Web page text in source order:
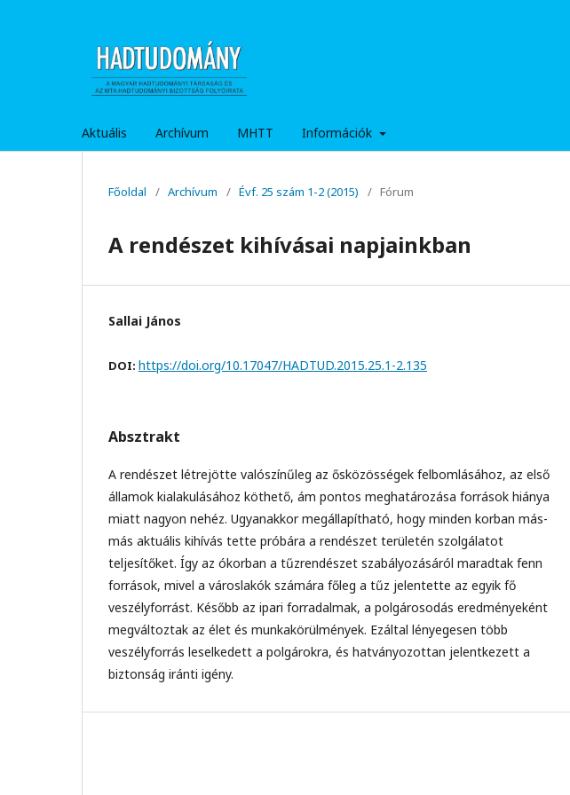
Aktuális Archívum MHTT Információk
Főoldal / Archívum / Évf. 25 szám 1-2 (2015) / Fórum
A rendészet kihívásai napjainkban
Sallai János
DOI: https://doi.org/10.17047/HADTUD.2015.25.1-2.135
Absztrakt
A rendészet létrejötte valószínűleg az ősközösségek felbomlásához, az első
államok kialakulásához köthető, ám pontos meghatározása források hiánya
miatt nagyon nehéz. Ugyanakkor megállapítható, hogy minden korban más-
más aktuális kihívás tette próbára a rendészet területén szolgálatot
teljesítőket. Így az ókorban a tűzrendészet szabályozásáról maradtak fenn
források, mivel a városlakók számára főleg a tűz jelentette az egyik fő
veszélyforrást. Később az ipari forradalmak, a polgárosodás eredményeként
megváltoztak az élet és munkakörülmények. Ezáltal lényegesen több
veszélyforrás leselkedett a polgárokra, és hatványozottan jelentkezett a
biztonság iránti igény.